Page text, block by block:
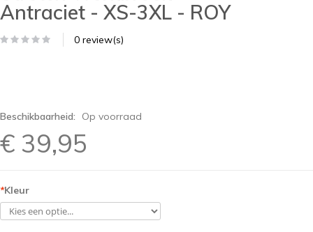
Antraciet - XS-3XL - ROY
0 review(s)
Beschikbaarheid: Op voorraad
€ 39,95
*Kleur